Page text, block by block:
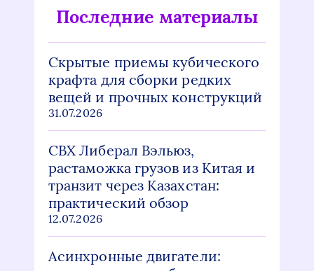
Последние материалы
Скрытые приемы кубического
крафта для сборки редких
вещей и прочных конструкций
31.07.2026
СВХ Либерал Вэльюз,
растаможка грузов из Китая и
транзит через Казахстан:
практический обзор
12.07.2026
Асинхронные двигатели: